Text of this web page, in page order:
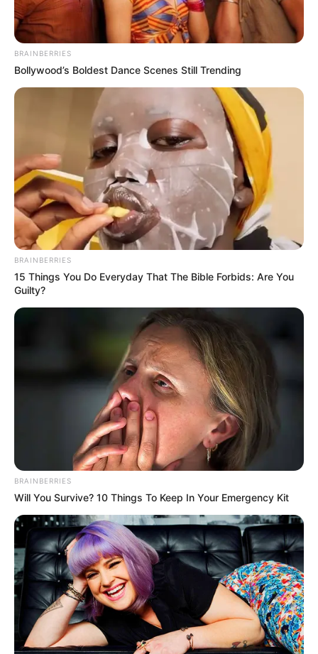
BRAINBERRIES
Bollywood’s Boldest Dance Scenes Still Trending
BRAINBERRIES
15 Things You Do Everyday That The Bible Forbids: Are You
Guilty?
BRAINBERRIES
Will You Survive? 10 Things To Keep In Your Emergency Kit